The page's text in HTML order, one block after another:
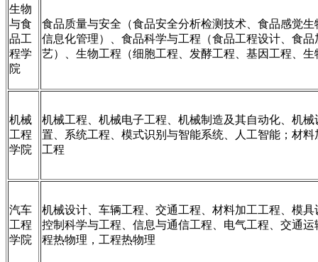
生物
与食
品工
程学
院
食品质量与安全（食品安全分析检测技术、食品感觉
信息化管理）、食品科学与工程（食品工程设计、食
艺）、生物工程（细胞工程、发酵工程、基因工程、生
机械
工程
学院
机械工程、机械电子工程、机械制造及其自动化、机
置、系统工程、模式识别与智能系统、人工智能；材
工程
汽车
工程
学院
机械设计、车辆工程、交通工程、材料加工工程、模
控制科学与工程、信息与通信工程、电气工程、交通
程热物理，工程热物理